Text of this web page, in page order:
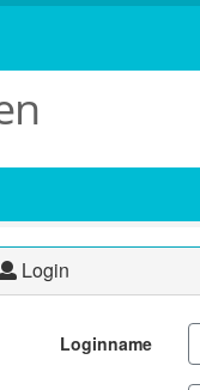
Login
Loginname